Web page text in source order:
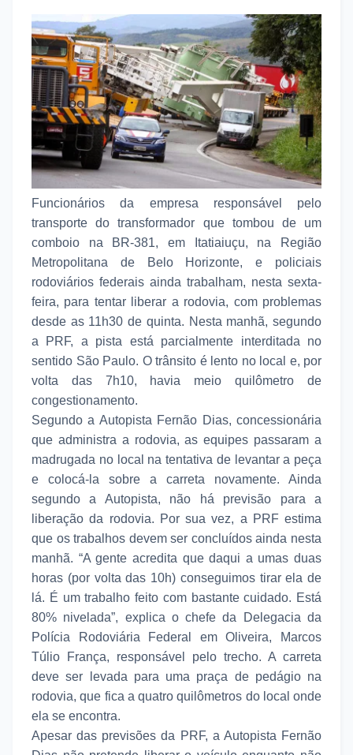
Funcionários da empresa responsável pelo
transporte do transformador que tombou de um
comboio na BR-381, em Itatiaiuçu, na Região
Metropolitana de Belo Horizonte, e policiais
rodoviários federais ainda trabalham, nesta sexta-
feira, para tentar liberar a rodovia, com problemas
desde as 11h30 de quinta. Nesta manhã, segundo
a PRF, a pista está parcialmente interditada no
sentido São Paulo. O trânsito é lento no local e, por
volta das 7h10, havia meio quilômetro de
congestionamento.
Segundo a Autopista Fernão Dias, concessionária
que administra a rodovia, as equipes passaram a
madrugada no local na tentativa de levantar a peça
e colocá-la sobre a carreta novamente. Ainda
segundo a Autopista, não há previsão para a
liberação da rodovia. Por sua vez, a PRF estima
que os trabalhos devem ser concluídos ainda nesta
manhã. “A gente acredita que daqui a umas duas
horas (por volta das 10h) conseguimos tirar ela de
lá. É um trabalho feito com bastante cuidado. Está
80% nivelada”, explica o chefe da Delegacia da
Polícia Rodoviária Federal em Oliveira, Marcos
Túlio França, responsável pelo trecho. A carreta
deve ser levada para uma praça de pedágio na
rodovia, que fica a quatro quilômetros do local onde
ela se encontra.
Apesar das previsões da PRF, a Autopista Fernão